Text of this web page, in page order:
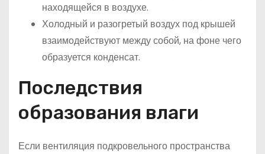
находящейся в воздухе.
Холодный и разогретый воздух под крышей
взаимодействуют между собой, на фоне чего
образуется конденсат.
Последствия
образования влаги
Если вентиляция подкровельного пространства